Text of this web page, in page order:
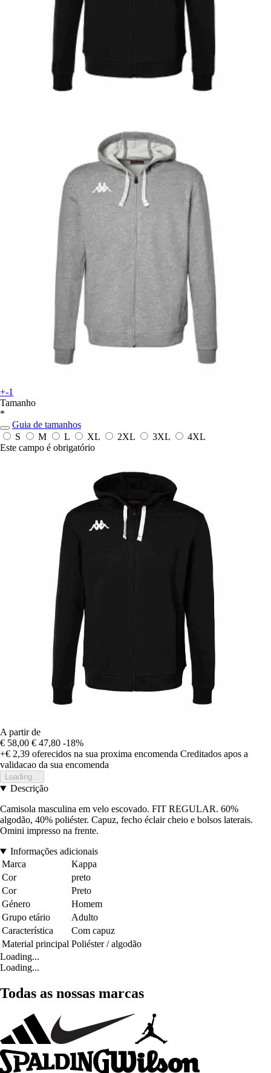
+-1
Tamanho
*
Guia de tamanhos
S
M L XL 2XL 3XL
4XL
Este campo é obrigatório
A partir de
€ 58,00 € 47,80 -18%
+€ 2,39 oferecidos na sua proxima encomenda Creditados apos a
validacao da sua encomenda
Loading...
Descrição
Camisola masculina em velo escovado. FIT REGULAR. 60%
algodão, 40% poliéster. Capuz, fecho éclair cheio e bolsos laterais.
Omini impresso na frente.
Informações adicionais
Marca
Kappa
Cor
preto
Cor
Preto
Género
Homem
Grupo etário
Adulto
Característica
Com capuz
Material principal Poliéster / algodão
Loading...
Loading...
Todas as nossas marcas